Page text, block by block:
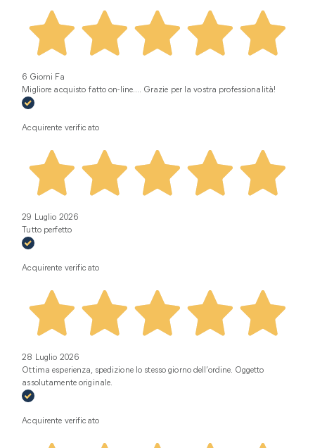
6 Giorni Fa
Migliore acquisto fatto on-line.... Grazie per la vostra professionalità!
Acquirente verificato
29 Luglio 2026
Tutto perfetto
Acquirente verificato
28 Luglio 2026
Ottima esperienza, spedizione lo stesso giorno dell’ordine. Oggetto
assolutamente originale.
Acquirente verificato